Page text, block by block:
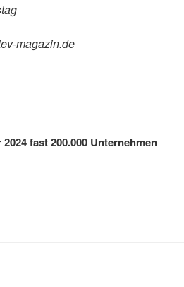
magazin.de
fast 200.000 Unternehmen